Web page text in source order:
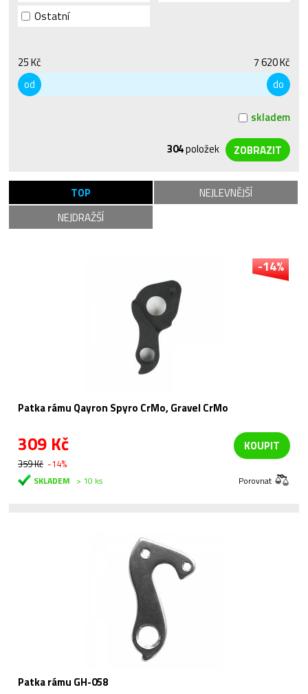
Ostatní
25 Kč
7 620 Kč
od
do
skladem
304položek
TOP
NEJLEVNĚJŠÍ
NEJDRAŽŠÍ
-14%
Patka rámu Qayron Spyro CrMo, Gravel CrMo
309 Kč
359 Kč -14%
KOUPIT
SKLADEM > 10 ks Porovnat
Patka rámu GH-058